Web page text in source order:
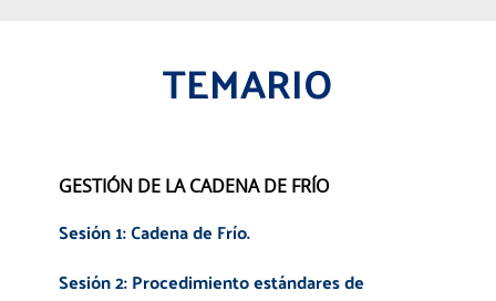
TEMARIO
GESTIÓN DE LA CADENA DE FRÍO
Sesión 1: Cadena de Frío.
Sesión 2: Procedimiento estándares de